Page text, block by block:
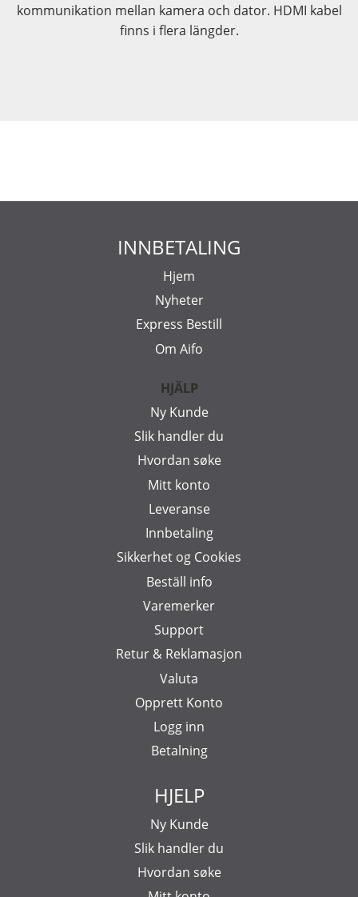
kommunikation mellan kamera och dator. HDMI kabel
finns i flera längder.
INNBETALING
Hjem
Nyheter
Express Bestill
Om Aifo
HJÄLP
Ny Kunde
Slik handler du
Hvordan søke
Mitt konto
Leveranse
Innbetaling
Sikkerhet og Cookies
Beställ info
Varemerker
Support
Retur & Reklamasjon
Valuta
Opprett Konto
Logg inn
Betalning
HJELP
Ny Kunde
Slik handler du
Hvordan søke